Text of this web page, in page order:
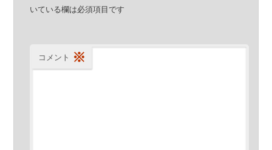
いている欄は必須項目です
コメント ※